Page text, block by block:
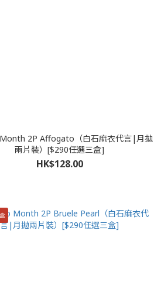
2P Affogato（白石麻衣代言|月拋
兩片裝）[$290任選三盒]
HK$128.00